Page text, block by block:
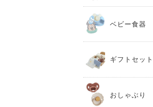
ベビー食器
ギフトセット
おしゃぶり